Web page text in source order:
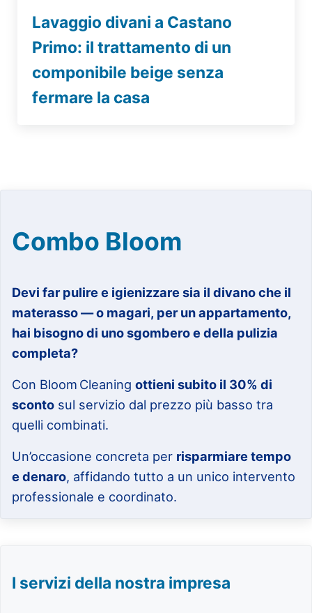
Lavaggio divani a Castano
Primo: il trattamento di un
componibile beige senza
fermare la casa
Combo Bloom
Devi far pulire e igienizzare sia il divano che il
materasso — o magari, per un appartamento,
hai bisogno di uno sgombero e della pulizia
completa?
Con Bloom Cleaningottieni subito il 30% di
sconto sul servizio dal prezzo più basso tra
quelli combinati.
Un’occasione concreta per risparmiare tempo
e denaro, affidando tutto a un unico intervento
professionale e coordinato.
I servizi della nostra impresa